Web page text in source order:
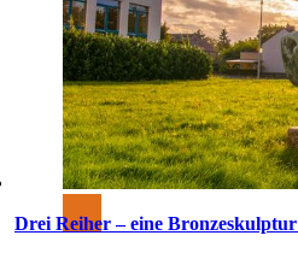
Drei Reiher – eine